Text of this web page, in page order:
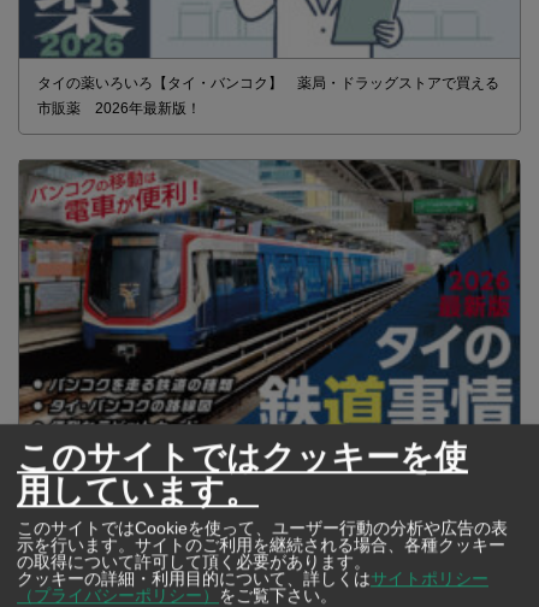
タイの薬いろいろ【タイ・バンコク】 薬局・ドラッグストアで買える
市販薬 2026年最新版！
2026年版 タイの鉄道事情 電車でGO！
このサイトではクッキーを使
用しています。
このサイトではCookieを使って、ユーザー行動の分析や広告の表
示を行います。サイトのご利用を継続される場合、各種クッキー
の取得について許可して頂く必要があります。
クッキーの詳細・利用目的について、詳しくはサイトポリシー
（プライバシーポリシー）
をご覧下さい。